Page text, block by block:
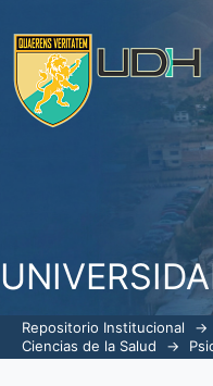
Estilos de
programa de
Repositorio Institucional →
Ciencias de la Salud
→